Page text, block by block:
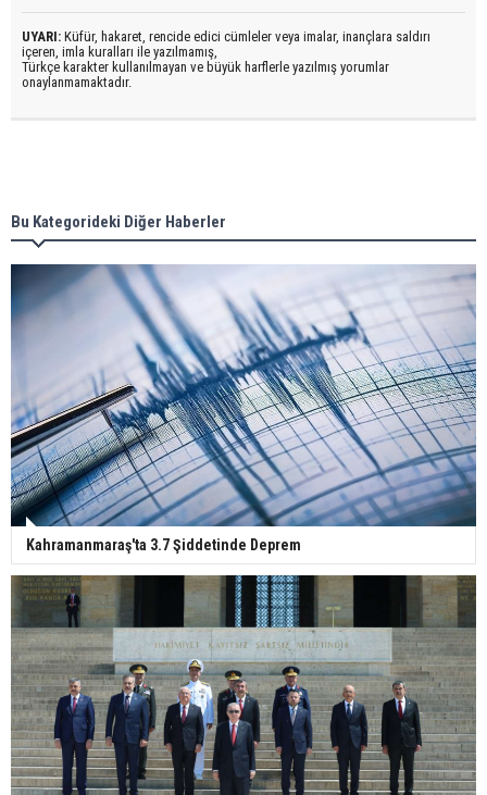
UYARI: Küfür, hakaret, rencide edici cümleler veya imalar, inançlara saldırı
içeren, imla kuralları ile yazılmamış,
Türkçe karakter kullanılmayan ve büyük harflerle yazılmış yorumlar
onaylanmamaktadır.
Bu Kategorideki Diğer Haberler
Kahramanmaraş'ta 3.7 Şiddetinde Deprem